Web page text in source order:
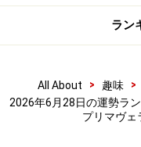
6位：かに座
まれ）
ラン
All About > 趣味 >
2026年6月28日の運勢ラ
プリマヴェ